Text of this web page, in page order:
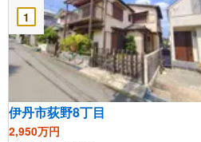
1
伊丹市荻野8丁目
2,950万円